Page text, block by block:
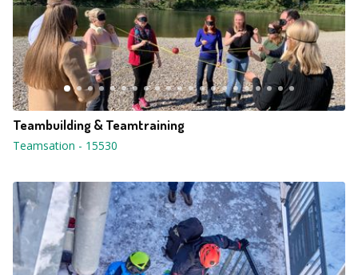
Teambuilding & Teamtraining
Teamsation - 15530